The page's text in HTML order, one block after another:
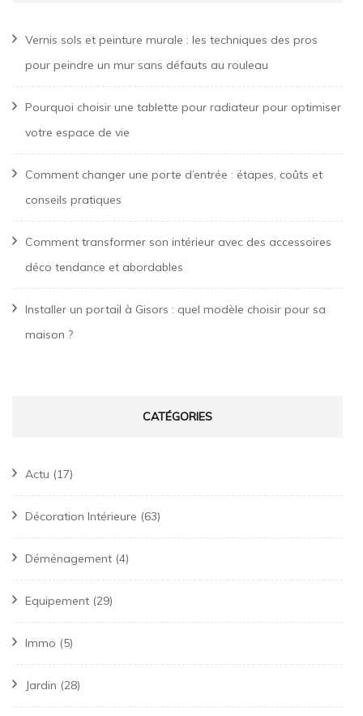
Vernis sols et peinture murale : les techniques des pros
pour peindre un mur sans défauts au rouleau
Pourquoi choisir une tablette pour radiateur pour optimiser
votre espace de vie
Comment changer une porte d’entrée : étapes, coûts et
conseils pratiques
Comment transformer son intérieur avec des accessoires
déco tendance et abordables
Installer un portail à Gisors : quel modèle choisir pour sa
maison ?
CATÉGORIES
Actu (17)
Décoration Intérieure (63)
Déménagement (4)
Equipement (29)
Immo (5)
Jardin (28)